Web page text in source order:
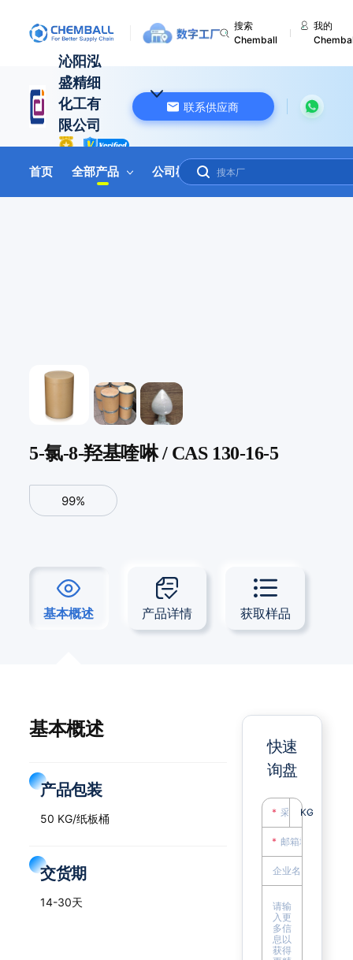
搜索
Chemball
我的
沁阳泓
盛精细
化工有
限公司
联系供应商
首页 全部产品 公司概况 联系我们
5-氯-8-羟基喹啉 / CAS 130-16-5
99%
基本概述
产品包装
50 KG/纸板桶
交货期
14-30天
快速
询盘
KG
基本概述 产品详情 获取样品